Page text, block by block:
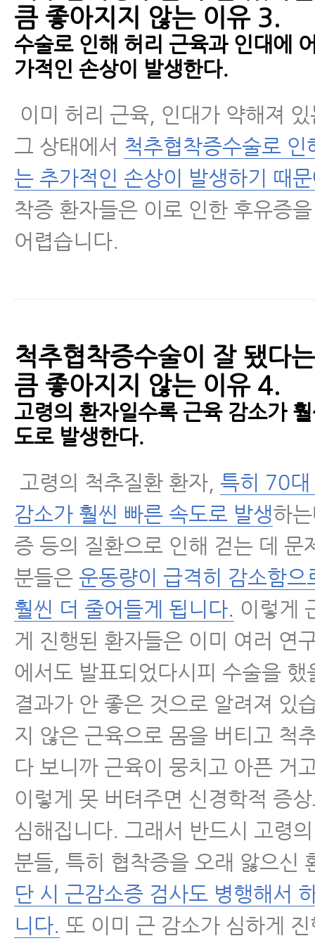
큼 좋아지지 않는 이유 3.
수술로 인해 허리 근육과 인대에
가적인 손상이 발생한다.
이미 허리 근육, 인대가 약해져
그 상태에서 척추협착증수술로 인
는 추가적인 손상이 발생하기 때
착증 환자들은 이로 인한 후유증
어렵습니다.
척추협착증수술이 잘 됐다
큼 좋아지지 않는 이유 4.
고령의 환자일수록 근육 감소가
도로 발생한다.
고령의 척추질환 환자, 특히 70
감소가 훨씬 빠른 속도로 발생하
증 등의 질환으로 인해 걷는 데 문
분들은 운동량이 급격히 감소함으
훨씬 더 줄어들게 됩니다. 이렇게
게 진행된 환자들은 이미 여러 연
에서도 발표되었다시피 수술을 했
결과가 안 좋은 것으로 알려져 있
지 않은 근육으로 몸을 버티고 척
다 보니까 근육이 뭉치고 아픈 거
이렇게 못 버텨주면 신경학적 증
심해집니다. 그래서 반드시 고령
분들, 특히 협착증을 오래 앓으신
단 시 근감소증 검사도 병행해서
니다. 또 이미 근 감소가 심하게